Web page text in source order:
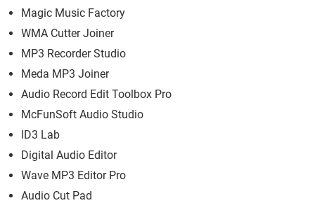
Magic Music Factory
WMA Cutter Joiner
MP3 Recorder Studio
Meda MP3 Joiner
Audio Record Edit Toolbox Pro
McFunSoft Audio Studio
ID3 Lab
Digital Audio Editor
Wave MP3 Editor Pro
Audio Cut Pad